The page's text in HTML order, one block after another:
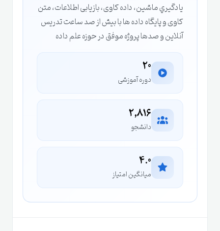
يادگيري ماشين، داده کاوی، بازیابی اطلاعات، متن
کاوی و پایگاه داده ها با بیش از صد ساعت تدریس
آنلاین و صدها پروژه موفق در حوزه علم داده
20
دوره آموزشی
2,816
دانشجو
4.0
میانگین امتیاز